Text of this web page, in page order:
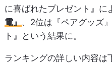
に喜ばれたプレゼント』に
電』、2位は『ペアグッズ
ト』という結果に。
ランキングの詳しい内容は